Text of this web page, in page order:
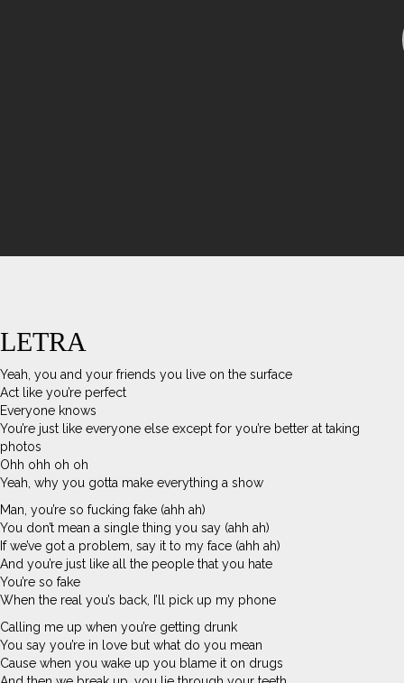
LETRA
Yeah, you and your friends you live on the surface
Act like you’re perfect
Everyone knows
You’re just like everyone else except for you’re better at taking
photos
Ohh ohh oh oh
Yeah, why you gotta make everything a show
Man, you’re so fucking fake (ahh ah)
You don’t mean a single thing you say (ahh ah)
If we’ve got a problem, say it to my face (ahh ah)
And you’re just like all the people that you hate
You’re so fake
When the real you’s back, I’ll pick up my phone
Calling me up when you’re getting drunk
You say you’re in love but what do you mean
Cause when you wake up you blame it on drugs